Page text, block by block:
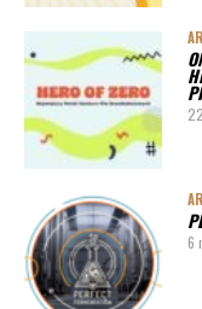
Pędy chmielu – danie
PORADY
Jak działa instalacja
6